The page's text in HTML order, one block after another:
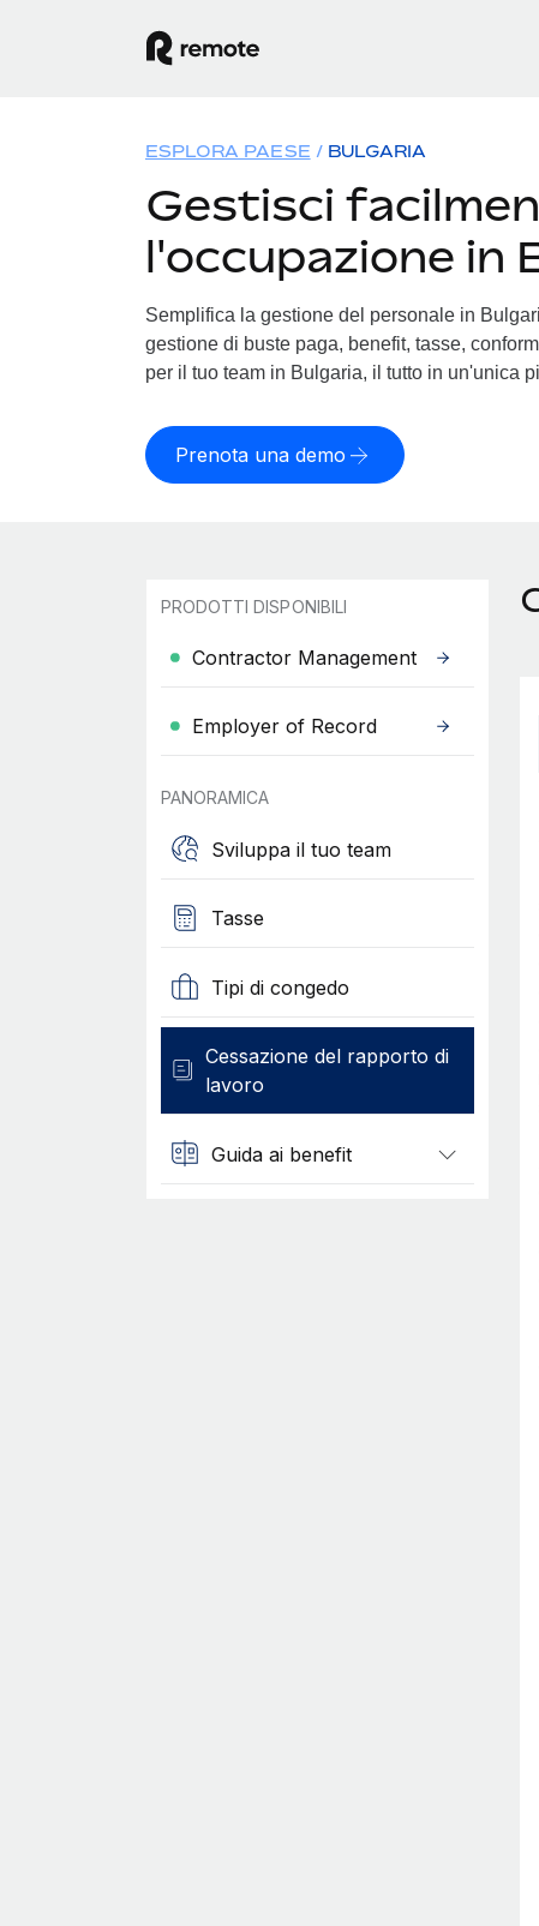
ESPLORA PAESE BULGARIA
Gestisci
l'occupazione in
Semplifica la gestione del personale in
gestione di buste paga, benefit, tasse,
per il tuo team in Bulgaria, il tutto in un'unica
Prenota una demo
PRODOTTI DISPONIBILI
Contractor Management
Employer of Record
PANORAMICA
Sviluppa il tuo team
Tasse
Tipi di congedo
Cessazione del rapporto di
lavoro
Guida ai benefit